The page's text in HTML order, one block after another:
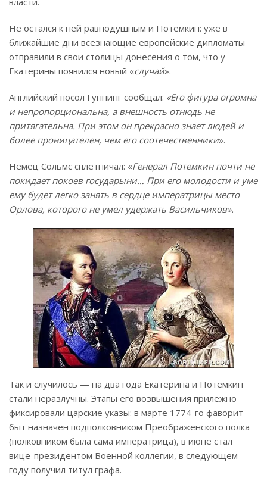
Не остался к ней равнодушным и Потемкин: уже в
ближайшие дни всезнающие европейские дипломаты
отправили в свои столицы донесения о том, что у
Екатерины появился новый «случай».
Английский посол Гуннинг сообщал: «Его фигура огромна
и непропорциональна, а внешность отнюдь не
притягательна. При этом он прекрасно знает людей и
более проницателен, чем его соотечественники».
Немец Сольмс сплетничал: «Генерал Потемкин почти не
покидает покоев государыни… При его молодости и уме
ему будет легко занять в сердце императрицы место
Орлова, которого не умел удержать Васильчиков».
Так и случилось — на два года Екатерина и Потемкин
стали неразлучны. Этапы его возвышения прилежно
фиксировали царские указы: в марте 1774-го фаворит
быт назначен подполковником Преображенского полка
(полковником была сама императрица), в июне стал
вице-президентом Военной коллегии, в следующем
году получил титул графа.